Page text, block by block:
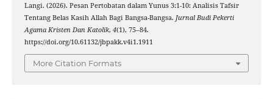
Langi. (2026). Pesan Pertobatan dalam Yunus 3:1-10: Analisis Tafsir
Tentang Belas Kasih Allah Bagi Bangsa-Bangsa. Jurnal Budi Pekerti
Agama Kristen Dan Katolik, 4(1), 75–84.
https://doi.org/10.61132/jbpakk.v4i1.1911
More Citation Formats